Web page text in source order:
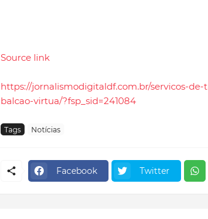
Source link
https://jornalismodigitaldf.com.br/servicos-
balcao-virtua/?fsp_sid=241084
Tags Notícias
Facebook Twitter